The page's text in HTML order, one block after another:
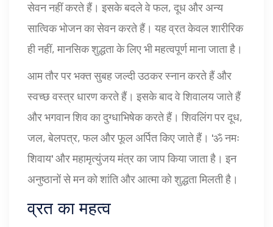
सेवन नहीं करते हैं। इसके बदले वे फल, दूध और अन्य
सात्विक भोजन का सेवन करते हैं। यह व्रत केवल शारीरिक
ही नहीं, मानसिक शुद्धता के लिए भी महत्वपूर्ण माना जाता है।
आम तौर पर भक्त सुबह जल्दी उठकर स्नान करते हैं और
स्वच्छ वस्त्र धारण करते हैं। इसके बाद वे शिवालय जाते हैं
और भगवान शिव का दुग्धाभिषेक करते हैं। शिवलिंग पर दूध,
जल, बेलपत्र, फल और फूल अर्पित किए जाते हैं। 'ॐ नमः
शिवाय' और महामृत्युंजय मंत्र का जाप किया जाता है। इन
अनुष्ठानों से मन को शांति और आत्मा को शुद्धता मिलती है।
व्रत का महत्व